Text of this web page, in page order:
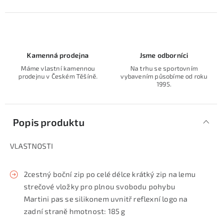
Kamenná prodejna
Máme vlastní kamennou
prodejnu v Českém Těšíně.
Jsme odborníci
Na trhu se sportovním
vybavením působíme od roku
1995.
Popis produktu
VLASTNOSTI
2cestný boční zip po celé délce krátký zip na lemu
strečové vložky pro plnou svobodu pohybu
Martini pas se silikonem uvnitř reflexní logo na
zadní straně hmotnost: 185 g